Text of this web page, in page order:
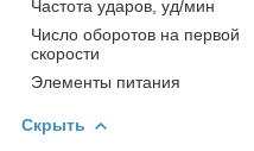
Частота ударов, уд/мин
Число оборотов на первой
скорости
Элементы питания
Скрыть